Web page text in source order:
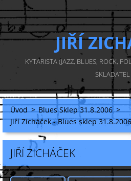
JIŘÍ
KYTARISTA (JAZZ, BLUES, ROCK,
SKLADATEL
Úvod > Blues Sklep 31.8.2006 >
Jiří Zicháček - Blues sklep 31.8.2006
JIŘÍ ZICHÁČEK